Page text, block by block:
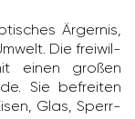
Ärgernis,
Die frei­wil­
einen großen
Sie befreiten
Glas, Sperr­